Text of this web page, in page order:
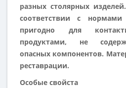
разных столярных изделей.
соответствии с нормами
пригодно для
продуктами, не
опасных компонентов.
реставрации.
Особые свойста